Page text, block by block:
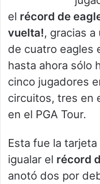
el récord de
vuelta!, gracias
de cuatro eagles
hasta ahora sólo
cinco jugadores
circuitos, tres en
en el PGA Tour.
Esta fue la
igualar el récord
anotó dos por